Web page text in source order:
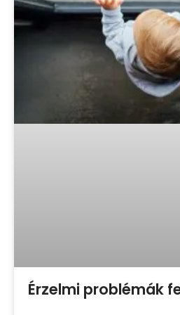
Érzelmi problémák